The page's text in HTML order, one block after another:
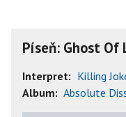
Píseň: Ghost Of
Interpret: Killing
Album: Absolute